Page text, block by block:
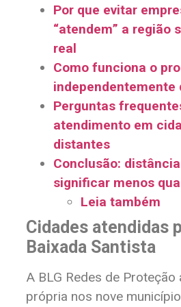
Por que evitar
“atendem” a região
real
Como funciona o
independentemente
Perguntas
atendimento em
distantes
Conclusão:
significar menos
Leia também
Cidades atendidas
Baixada Santista
A BLG Redes de
própria nos nove